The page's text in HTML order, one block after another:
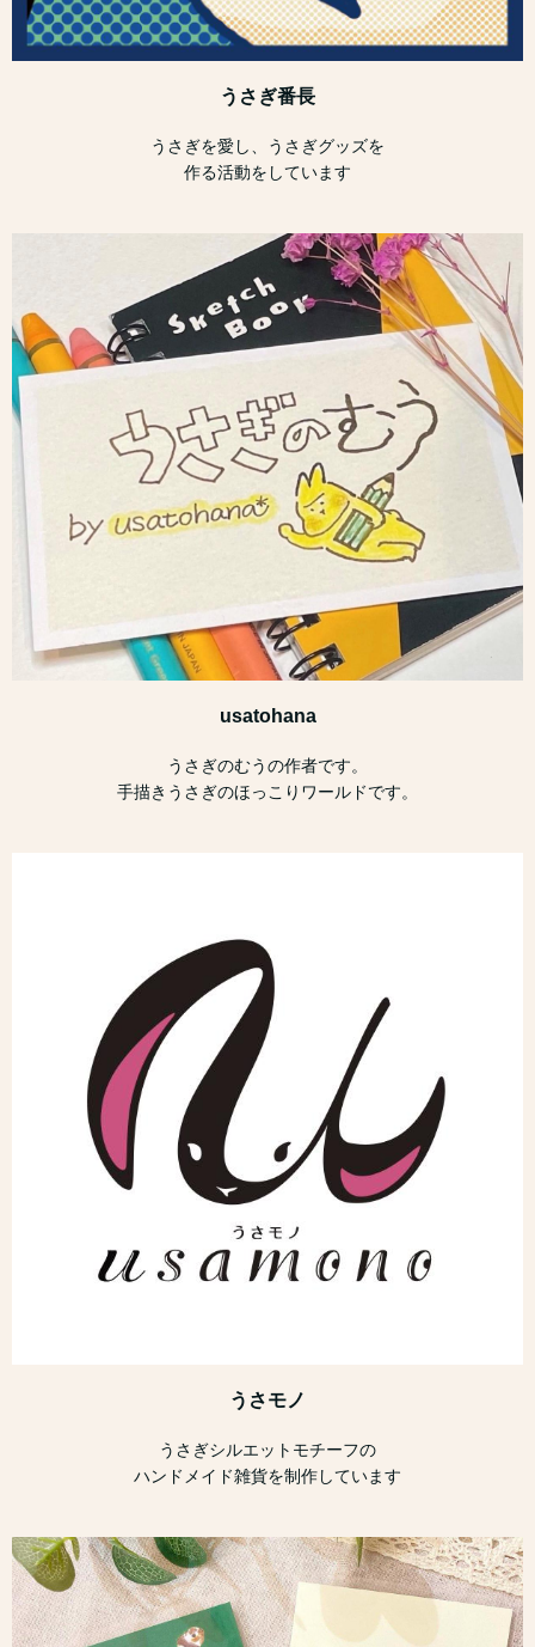
うさぎ番長
うさぎを愛し、うさぎグッズを
作る活動をしています
usatohana
うさぎのむうの作者です。
手描きうさぎのほっこりワールドです。
うさモノ
うさぎシルエットモチーフの
ハンドメイド雑貨を制作しています